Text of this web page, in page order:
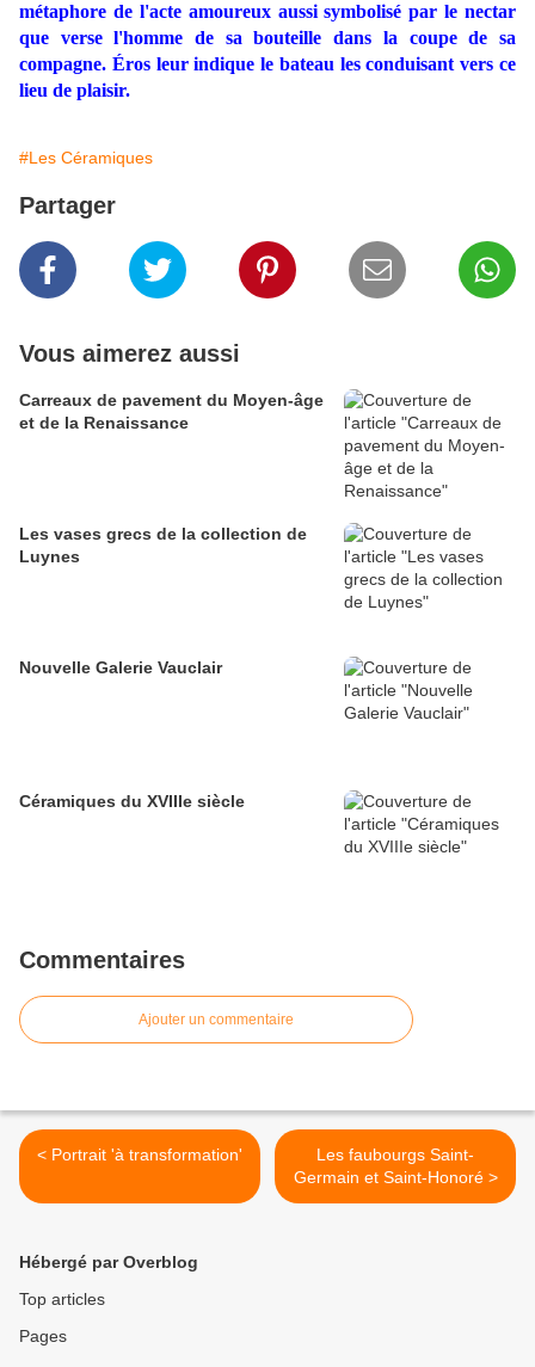
métaphore de l'acte amoureux aussi symbolisé par le nectar
que verse l'homme de sa bouteille dans la coupe de sa
compagne. Éros leur indique le bateau les conduisant vers ce
lieu de plaisir.
#Les Céramiques
Partager
Vous aimerez aussi
Carreaux de pavement du Moyen-âge
et de la Renaissance
Les vases grecs de la collection de
Luynes
Nouvelle Galerie Vauclair
Céramiques du XVIIIe siècle
Commentaires
Ajouter un commentaire
< Portrait 'à transformation'
Les faubourgs Saint-
Germain et Saint-Honoré >
Hébergé par Overblog
Top articles
Pages